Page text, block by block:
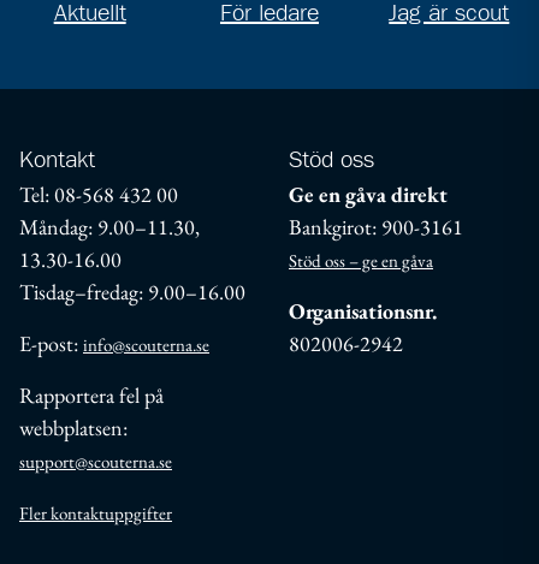
Aktuellt För ledare Jag är scout
Kontakt
Tel: 08-568 432 00
Måndag: 9.00–11.30,
13.30-16.00
Tisdag–fredag: 9.00–16.00
E-post: info@scouterna.se
Rapportera fel på
webbplatsen:
support@scouterna.se
Fler kontaktuppgifter
Stöd oss
Ge en gåva direkt
Bankgirot: 900-3161
Stöd oss – ge en gåva
Organisationsnr.
802006-2942